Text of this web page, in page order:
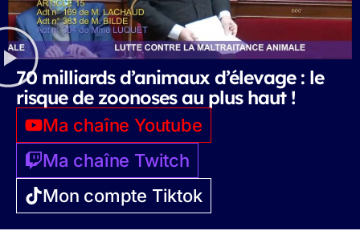
70 milliards d’animaux d’élevage : le
risque de zoonoses au plus haut !
Ma chaîne Youtube
Ma chaîne Twitch
Mon compte Tiktok